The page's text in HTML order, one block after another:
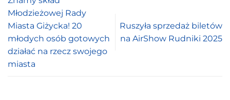
Młodzieżowej Rady
Miasta Giżycka! 20
młodych osób gotowych
działać na rzecz swojego
miasta
Ruszyła sprzedaż biletów
na AirShow Rudniki 2025